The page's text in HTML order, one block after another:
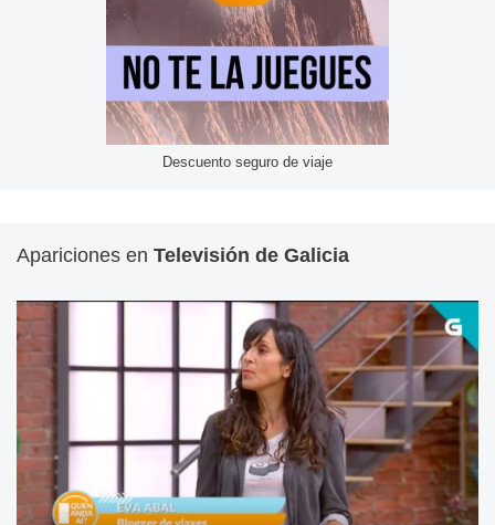
Descuento seguro de viaje
Apariciones en Televisión de Galicia